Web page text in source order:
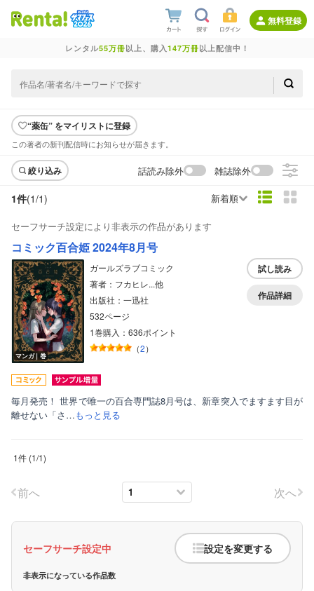
無料登録
レンタル55万冊以上、購入147万冊以上配信中！
“薬缶” をマイリストに登録
この著者の新刊配信時にお知らせが届きます。
絞り込み 話読み除外 雑誌除外
1件(1/1) 新着順
セーフサーチ設定により非表示の作品があります
コミック百合姫 2024年8月号
マンガ｜巻
ガールズラブコミック
著者：フカヒレ...他
出版社：一迅社
532ページ
1巻購入：636ポイント
（2）
試し読み
作品詳細
毎月発売！ 世界で唯一の百合専門誌8月号は、新章突入でますます目が
離せない「さ…もっと見る
1件 (1/1)
前へ 次へ
セーフサーチ設定中 設定を変更する
非表示になっている作品数